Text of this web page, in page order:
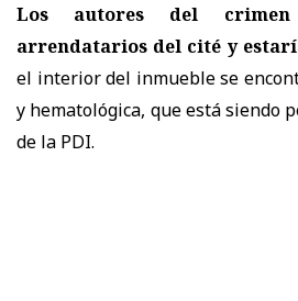
Los autores del
arrendatarios del cité y
el interior del inmueble se
y hematológica, que está siendo
de la PDI.